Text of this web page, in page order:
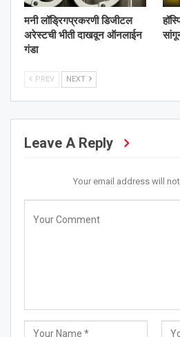
मनी लॉड्रिगप्रकरणी डिजीटल
अरेस्टची भीती दाखवून ऑनलाईन
गंडा
PREV NEXT
Leave A Reply
Your email address will